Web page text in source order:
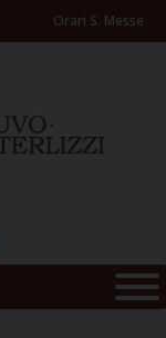
Orari S. Messe